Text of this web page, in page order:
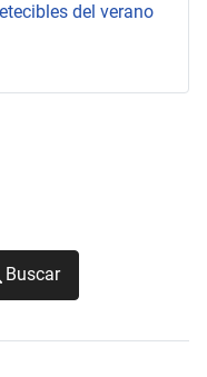
del verano
Buscar